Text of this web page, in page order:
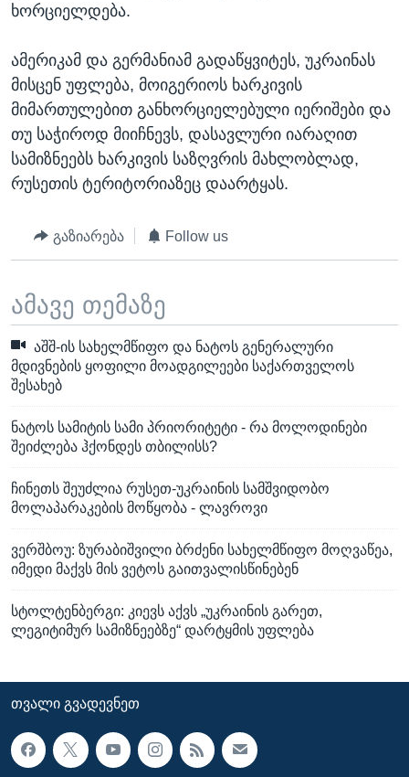
ხორციელდება.
ამერიკამ და გერმანიამ გადაწყვიტეს, უკრაინას
მისცენ უფლება, მოიგერიოს ხარკივის
მიმართულებით განხორციელებული იერიშები და
თუ საჭიროდ მიიჩნევს, დასავლური იარაღით
სამიზნეებს ხარკივის საზღვრის მახლობლად,
რუსეთის ტერიტორიაზეც დაარტყას.
გაზიარება Follow us
ამავე თემაზე
აშშ-ის სახელმწიფო და ნატოს გენერალური
მდივნების ყოფილი მოადგილეები საქართველოს
შესახებ
ნატოს სამიტის სამი პრიორიტეტი - რა მოლოდინები
შეიძლება ჰქონდეს თბილისს?
ჩინეთს შეუძლია რუსეთ-უკრაინის სამშვიდობო
მოლაპარაკების მოწყობა - ლავროვი
ვერშბოუ: ზურაბიშვილი ბრძენი სახელმწიფო მოღვაწეა,
იმედი მაქვს მის ვეტოს გაითვალისწინებენ
სტოლტენბერგი: კიევს აქვს „უკრაინის გარეთ,
ლეგიტიმურ სამიზნეებზე“ დარტყმის უფლება
ᲗᲕᲐᲚᲘ ᲒᲕᲐᲓᲔᲕᲜᲔᲗ